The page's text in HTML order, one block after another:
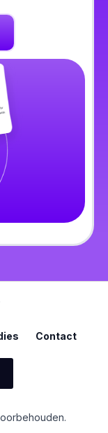
Contact